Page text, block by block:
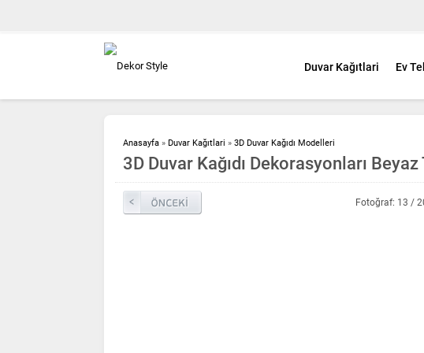
Duvar Kağıtlari Ev
Anasayfa » Duvar Kağıtlari » 3D Duvar Kağıdı Modelleri
3D Duvar Kağıdı Dekorasyonları
Fotoğraf: 13 /